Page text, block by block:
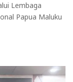
Lembaga
Papua Maluku